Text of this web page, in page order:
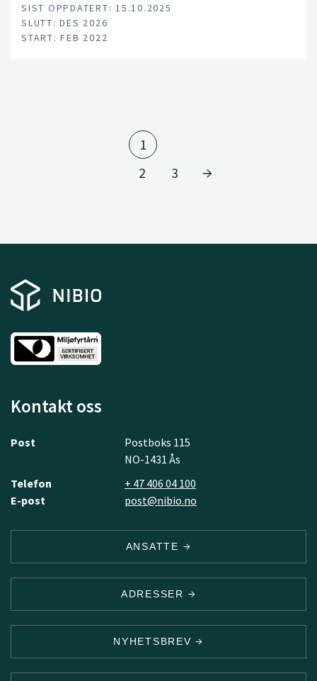
SIST OPPDATERT: 15.10.2025
SLUTT: DES 2026
START: FEB 2022
1
2
3
Kontakt oss
Post
Postboks 115
NO-1431 Ås
Telefon
+ 47 406 04 100
E-post
post@nibio.no
ANSATTE
ADRESSER
NYHETSBREV